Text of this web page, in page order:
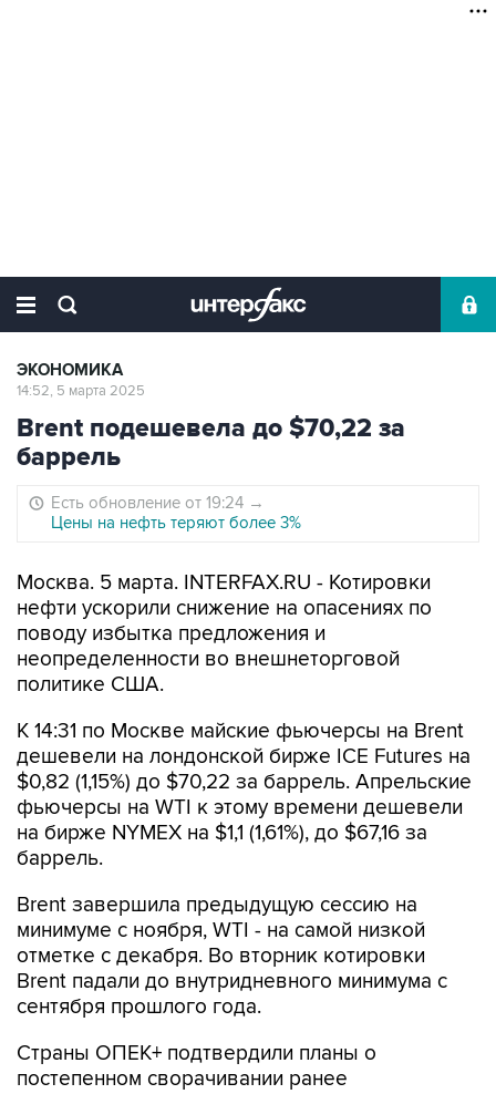
ЭКОНОМИКА
14:52, 5 марта 2025
Brent подешевела до $70,22 за
баррель
Есть обновление от 19:24 →
Цены на нефть теряют более 3%
Москва. 5 марта. INTERFAX.RU - Котировки
нефти ускорили снижение на опасениях по
поводу избытка предложения и
неопределенности во внешнеторговой
политике США.
К 14:31 по Москве майские фьючерсы на Brent
дешевели на лондонской бирже ICE Futures на
$0,82 (1,15%) до $70,22 за баррель. Апрельские
фьючерсы на WTI к этому времени дешевели
на бирже NYMEX на $1,1 (1,61%), до $67,16 за
баррель.
Brent завершила предыдущую сессию на
минимуме с ноября, WTI - на самой низкой
отметке с декабря. Во вторник котировки
Brent падали до внутридневного минимума с
сентября прошлого года.
Страны ОПЕК+ подтвердили планы о
постепенном сворачивании ранее